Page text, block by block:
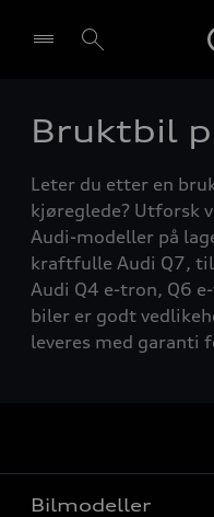
Velg forhandler
Bruktbil
Leter du etter en
kjøreglede? Utforsk
Audi-modeller på
kraftfulle Audi Q7,
Audi Q4 e-tron, Q6
biler er godt
leveres med garanti
Bilmodeller